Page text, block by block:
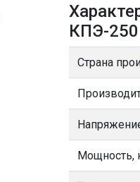
КПЭ-
Страна
Мощность,